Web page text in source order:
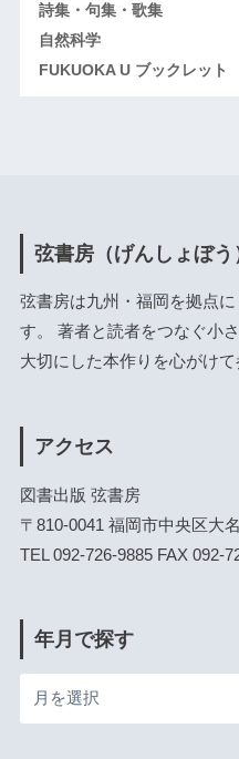
詩集・句集・歌集
自然科学
FUKUOKA U ブックレット
弦書房（げんしょぼう
弦書房は九州・福岡を拠点
す。 著者と読者をつなぐ小
大切にした本作りを心がけて
アクセス
図書出版 弦書房
〒810-0041 福岡市中央区大
TEL 092-726-9885 FAX 092-
年月で探す